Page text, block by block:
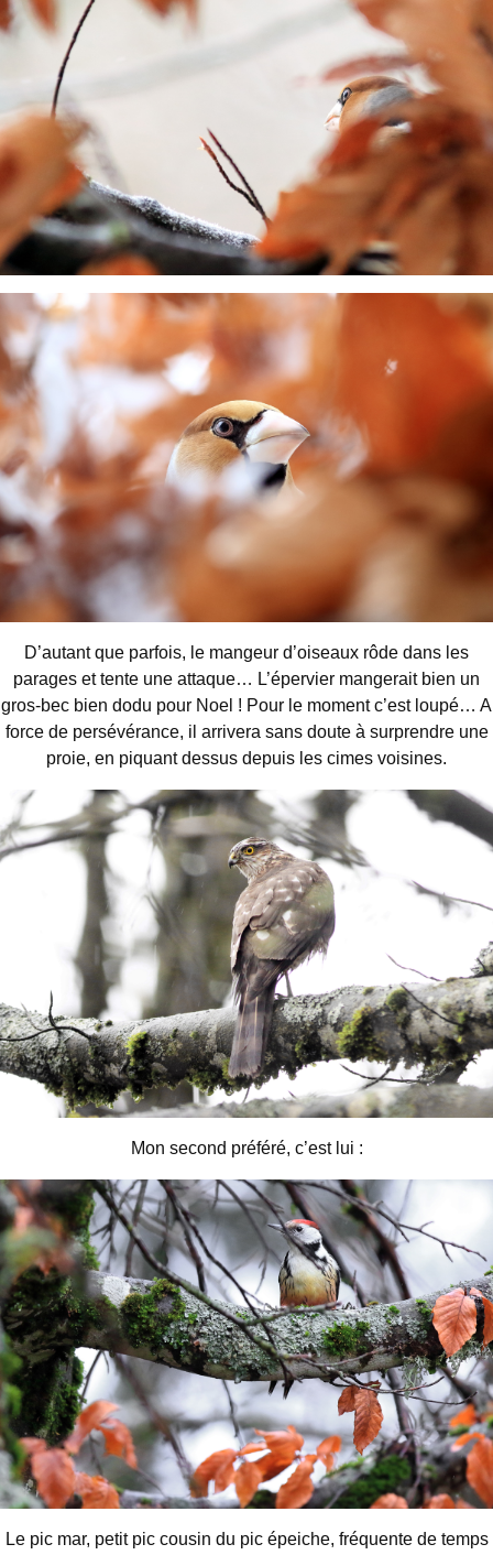
D’autant que parfois, le mangeur d’oiseaux rôde dans les
parages et tente une attaque… L’épervier mangerait bien un
gros-bec bien dodu pour Noel ! Pour le moment c’est loupé… A
force de persévérance, il arrivera sans doute à surprendre une
proie, en piquant dessus depuis les cimes voisines.
Mon second préféré, c’est lui :
Le pic mar, petit pic cousin du pic épeiche, fréquente de temps